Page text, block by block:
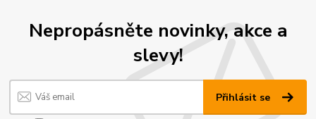
Nepropásněte novinky, akce a
slevy!
Přihlásit se